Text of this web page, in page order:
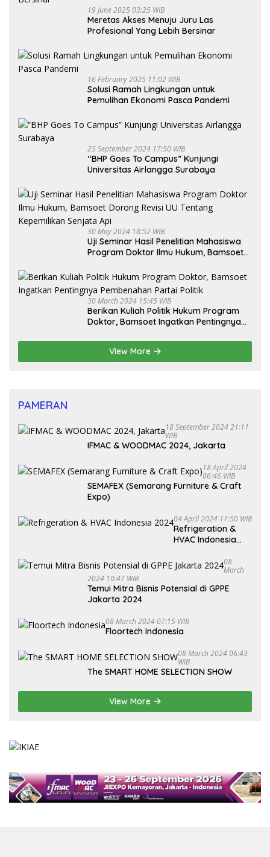
19 June 2025 03:25 WIB
Meretas Akses Menuju Juru Las
Profesional Yang Lebih Bersinar
16 February 2025 11:02 WIB
Solusi Ramah Lingkungan untuk
Pemulihan Ekonomi Pasca Pandemi
25 September 2024 17:50 WIB
“BHP Goes To Campus” Kunjungi
Universitas Airlangga Surabaya
30 May 2024 18:52 WIB
Uji Seminar Hasil Penelitian Mahasiswa
Program Doktor Ilmu Hukum, Bamsoet
Senjata Api
30 March 2024 15:45 WIB
Berikan Kuliah Politik Hukum Program
Doktor, Bamsoet Ingatkan Pentingnya
View More
PAMERAN
18 September 2024 21:11
WIB
IFMAC & WOODMAC 2024, Jakarta
18 April 2024
06:46 WIB
SEMAFEX (Semarang Furniture & Craft
Expo)
04 April 2024 11:50 WIB
Refrigeration &
HVAC Indonesia
08
March
2024 10:47 WIB
Temui Mitra Bisnis Potensial di GPPE
Jakarta 2024
08 March 2024 07:15 WIB
Floortech Indonesia
08 March 2024 06:43
WIB
The SMART HOME SELECTION SHOW
View More